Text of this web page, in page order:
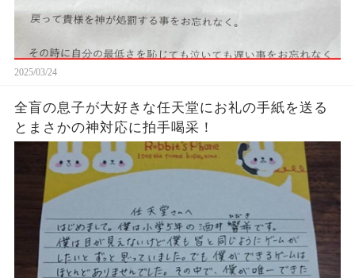
2025/03/24
全盲の息子が大好きな任天堂にお礼の手紙を送る
とまさかの神対応に拍手喝采！